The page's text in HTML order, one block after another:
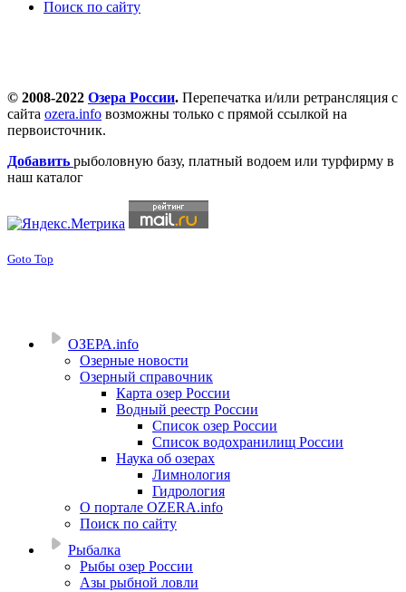
Поиск по сайту
© 2008-2022 Озера России. Перепечатка и/или ретрансляция с
сайта ozera.info возможны только с прямой ссылкой на
первоисточник.
Добавить рыболовную базу, платный водоем или турфирму в
наш каталог
Goto Top
ОЗЕРА.info
Озерные новости
Озерный справочник
Карта озер России
Водный реестр России
Список озер России
Список водохранилищ России
Наука об озерах
Лимнология
Гидрология
О портале OZERA.info
Поиск по сайту
Рыбалка
Рыбы озер России
Азы рыбной ловли